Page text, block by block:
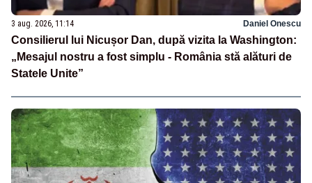
3 aug. 2026, 11:14 Daniel Onescu
Consilierul lui Nicușor Dan, după vizita la Washington:
„Mesajul nostru a fost simplu - România stă alături de
Statele Unite”